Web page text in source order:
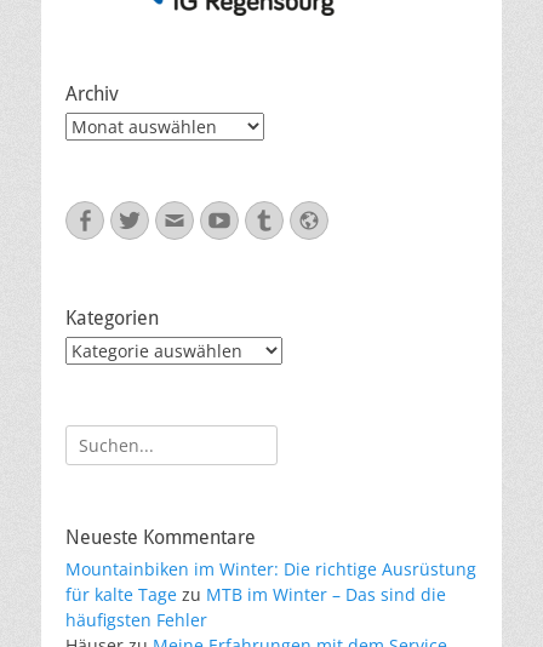
Archiv
Archiv
Facebook
Twitter
E-
Mail
YouTube
TumblrWebsite
Kategorien
Kategorien
Suche
nach:
Neueste Kommentare
Mountainbiken im Winter: Die richtige Ausrüstung
für kalte Tage zu MTB im Winter – Das sind die
häufigsten Fehler